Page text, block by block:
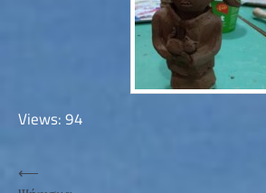
Views: 94
Πλοήγηση
⟵